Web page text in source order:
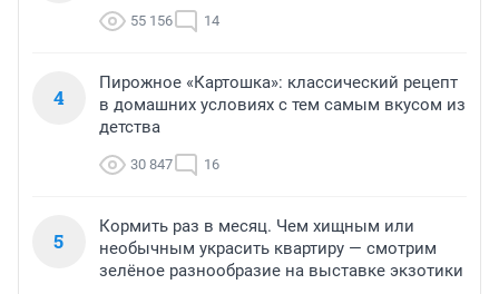
55 156 14
4
Пирожное «Картошка»: классический рецепт
в домашних условиях с тем самым вкусом из
детства
30 847 16
5
Кормить раз в месяц. Чем хищным или
необычным украсить квартиру — смотрим
зелёное разнообразие на выставке экзотики